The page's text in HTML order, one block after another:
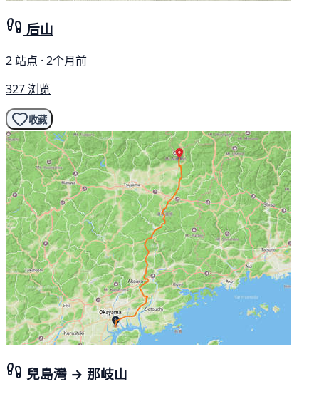
后山
2 站点 · 2个月前
327 浏览
收藏
兒島灣 → 那岐山